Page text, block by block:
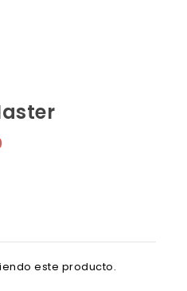
este producto.